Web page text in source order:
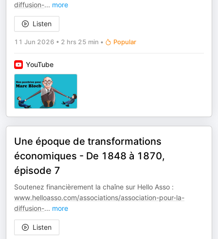
diffusion-... more
Listen
11 Jun 2026 • 2 hrs 25 min • Popular
YouTube
Une époque de transformations
économiques - De 1848 à 1870,
épisode 7
Soutenez financièrement la chaîne sur Hello Asso :
www.helloasso.com/associations/association-pour-la-
diffusion-... more
Listen